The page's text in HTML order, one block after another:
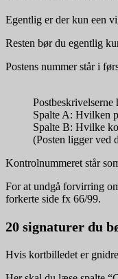
Egentlig er der kun een
Resten bør du egentlig
Postens nummer står i
Postbeskrivelserne
Spalte A: Hvilken
Spalte B: Hvilke
(Posten ligger ved
Kontrolnummeret står
For at undgå forvirring
forkerte side fx 66/99.
20 signaturer du
Hvis kortbilledet er